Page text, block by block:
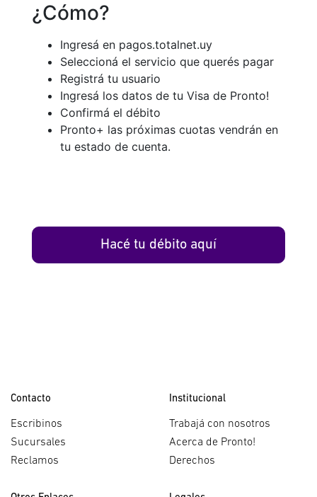
¿Cómo?
Ingresá en pagos.totalnet.uy
Seleccioná el servicio que querés pagar
Registrá tu usuario
Ingresá los datos de tu Visa de Pronto!
Confirmá el débito
Pronto+ las próximas cuotas vendrán en
tu estado de cuenta.
Hacé tu débito aquí
Contacto
Escribinos
Sucursales
Reclamos
Institucional
Trabajá con nosotros
Acerca de Pronto!
Derechos